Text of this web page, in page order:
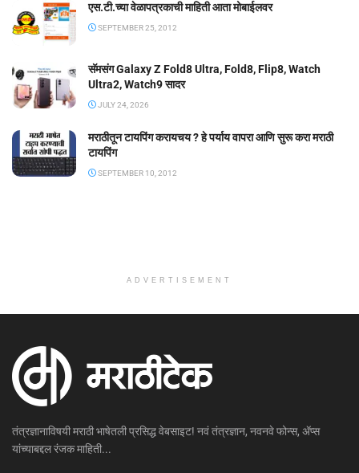
एस.टी.च्या वेळापत्रकाची माहिती आता मोबाईलवर
SEPTEMBER 25, 2012
सॅमसंग Galaxy Z Fold8 Ultra, Fold8, Flip8, Watch
Ultra2, Watch9 सादर
JULY 24, 2026
मराठीतून टायपिंग करायचय ? हे पर्याय वापरा आणि सुरू करा मराठी
टायपिंग
SEPTEMBER 10, 2012
ADVERTISEMENT
तंत्रज्ञानाविषयी मराठी भाषेतली प्रसिद्ध वेबसाइट! नवं तंत्रज्ञान, नवनवे फोन्स, ॲप्स
यांच्याबद्दल रंजक माहिती...